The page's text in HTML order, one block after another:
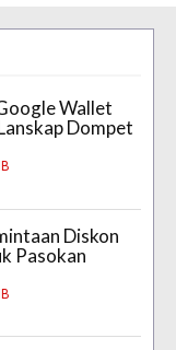
Wallet
Dompet
Diskon
Pasokan